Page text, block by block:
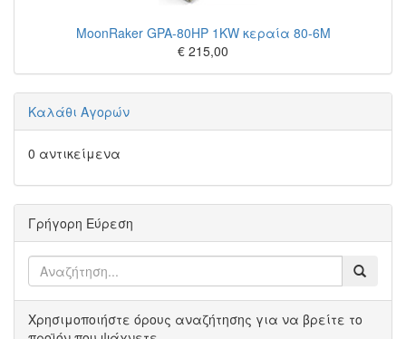
MoonRaker GPA-80HP 1KW κεραία 80-6M
€ 215,00
Καλάθι Αγορών
0 αντικείμενα
Γρήγορη Εύρεση
Χρησιμοποιήστε όρους αναζήτησης για να βρείτε το